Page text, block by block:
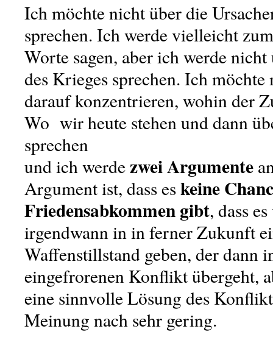
Ich möchte nicht über die
sprechen. Ich werde vielleicht
Worte sagen, aber ich werde
des Krieges sprechen. Ich
darauf konzentrieren, wohin der
Wo wir heute stehen und dann
sprechen
und ich werdezwei Argumente
Argument ist, dass eskeine
Friedensabkommen gibt, dass
irgendwann in in ferner Zukunft
Waffenstillstand geben, der dann
eingefrorenen Konflikt übergeht,
eine sinnvolle Lösung des
Meinung nach sehr gering.